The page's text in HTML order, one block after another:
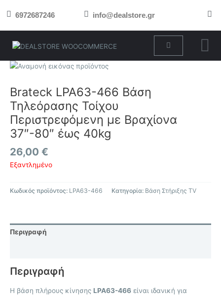
στο 6972687246 info@dealstore.gr
Cart
Brateck LPA63-466 Βάση
Τηλεόρασης Τοίχου
Περιστρεφόμενη με Βραχίονα
37″-80″ έως 40kg
26,00 €
Εξαντλημένο
Κωδικός προϊόντος: LPA63-466 Κατηγορία: Βάση Στήριξης TV
Περιγραφή
Περιγραφή
Η βάση πλήρους κίνησης LPA63-466 είναι ιδανική για